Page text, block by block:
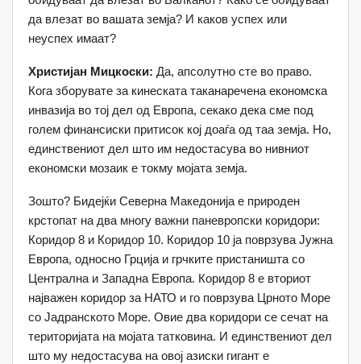
да влезат во вашата земја? И каков успех или
неуспех имаат?
Христијан Мицкоски: Да, апсолутно сте во право.
Кога зборувате за кинеската таканаречена економска
инвазија во тој дел од Европа, секако дека сме под
голем финансиски притисок кој доаѓа од таа земја. Но,
единствениот дел што им недостасува во нивниот
економски мозаик е токму мојата земја.
Зошто? Бидејќи Северна Македонија е природен
крстопат на два многу важни паневропски коридори:
Коридор 8 и Коридор 10. Коридор 10 ја поврзува Јужна
Европа, односно Грција и грчките пристаништа со
Централна и Западна Европа. Коридор 8 е вториот
најважен коридор за НАТО и го поврзува Црното Море
со Јадранското Море. Овие два коридори се сечат на
територијата на мојата татковина. И единствениот дел
што му недостасува на овој азиски гигант е